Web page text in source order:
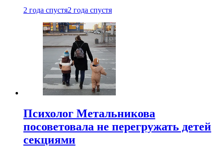
2 года спустя2 года спустя
Психолог Метальникова
посоветовала не перегружать детей
секциями